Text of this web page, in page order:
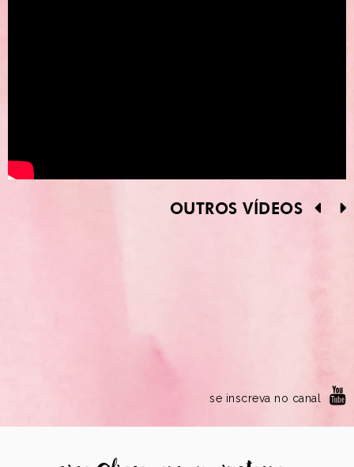
OUTROS VÍDEOS
se inscreva no canal